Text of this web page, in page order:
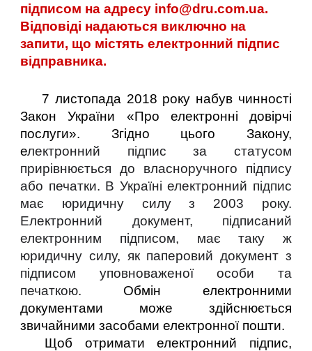
підписом на адресу info@dru.com.ua.
Відповіді надаються виключно на
запити, що містять електронний підпис
відправника.
7 листопада 2018 року набув чинності
Закон України «Про електронні довірчі
послуги». Згідно цього Закону,
електронний підпис за статусом
прирівнюється до власноручного підпису
або печатки. В Україні електронний підпис
має юридичну силу з 2003 року.
Електронний документ, підписаний
електронним підписом, має таку ж
юридичну силу, як паперовий документ з
підписом уповноваженої особи та
печаткою. Обмін електронними
документами може здійснюється
звичайними засобами електронної пошти.
Щоб отримати електронний підпис,